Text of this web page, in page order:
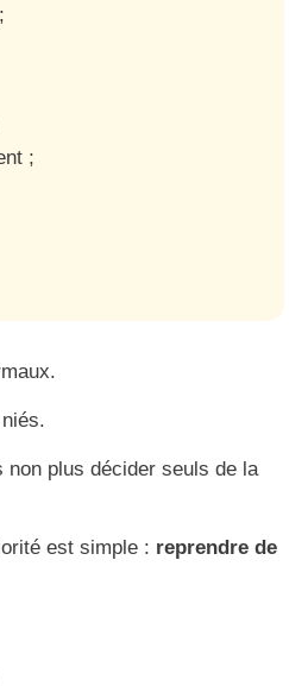
;
non plus décider seuls de la
est simple : reprendre de